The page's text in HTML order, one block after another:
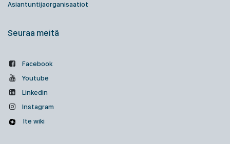
Asiantuntijaorganisaatiot
Seuraa meitä
Facebook
Youtube
Linkedin
Instagram
Ite wiki